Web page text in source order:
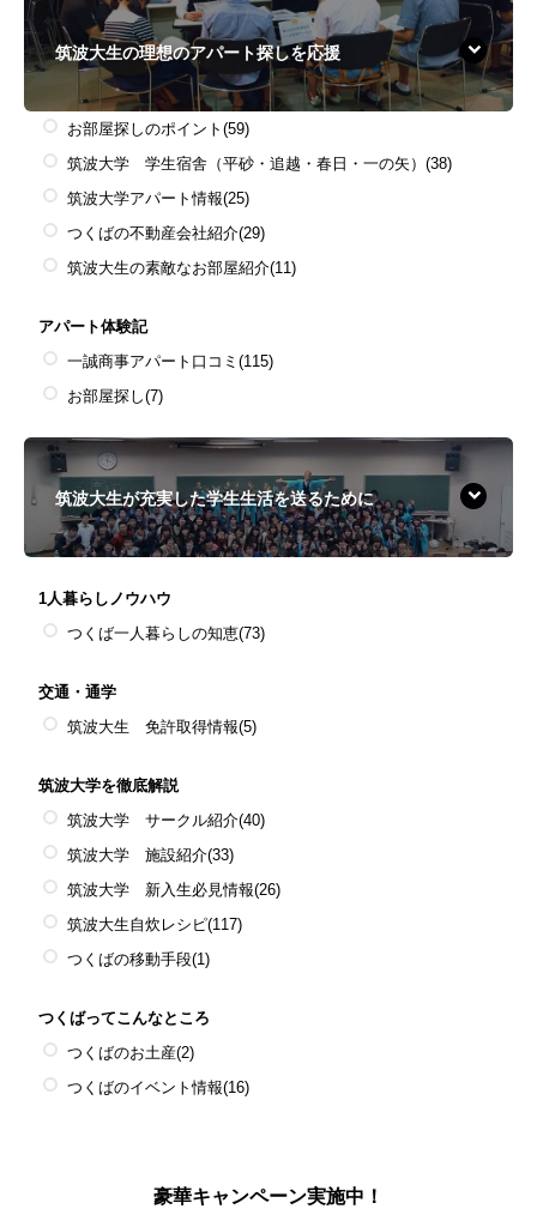
筑波大生の理想のアパート探しを応援
お部屋探しのポイント (59)
筑波大学 学生宿舎（平砂・追越・春日・一の矢） (38)
筑波大学アパート情報(25)
つくばの不動産会社紹介(29)
筑波大生の素敵なお部屋紹介(11)
アパート体験記
一誠商事アパート口コミ (115)
お部屋探し(7)
筑波大生が充実した学生生活を送るために
1人暮らしノウハウ
つくば一人暮らしの知恵(73)
交通・通学
筑波大生 免許取得情報(5)
筑波大学を徹底解説
筑波大学 サークル紹介(40)
筑波大学 施設紹介(33)
筑波大学 新入生必見情報(26)
筑波大生自炊レシピ(117)
つくばの移動手段(1)
つくばってこんなところ
つくばのお土産(2)
つくばのイベント情報(16)
豪華キャンペーン実施中！